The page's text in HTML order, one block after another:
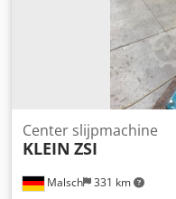
Malsch 331 km
Center slijpmachine
KLEIN ZSI